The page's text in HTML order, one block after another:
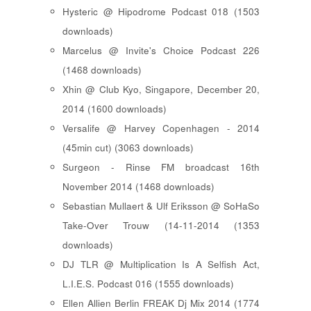
Hysteric @ Hipodrome Podcast 018 (1503
downloads)
Marcelus @ Invite's Choice Podcast 226
(1468 downloads)
Xhin @ Club Kyo, Singapore, December 20,
2014 (1600 downloads)
Versalife @ Harvey Copenhagen - 2014
(45min cut) (3063 downloads)
Surgeon - Rinse FM broadcast 16th
November 2014 (1468 downloads)
Sebastian Mullaert & Ulf Eriksson @ SoHaSo
Take-Over Trouw (14-11-2014 (1353
downloads)
DJ TLR @ Multiplication Is A Selfish Act,
L.I.E.S. Podcast 016 (1555 downloads)
Ellen Allien Berlin FREAK Dj Mix 2014 (1774